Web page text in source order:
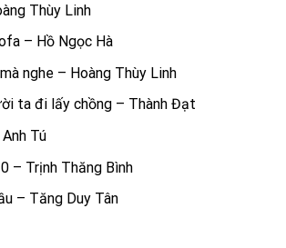
Thùy Linh
– Hồ Ngọc Hà
nghe – Hoàng Thùy Linh
ta đi lấy chồng – Thành Đạt
Tú
– Trịnh Thăng Bình
– Tăng Duy Tân